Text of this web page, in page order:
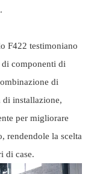
F422 testimoniano
di componenti di
di
installazione,
per migliorare
rendendole la scelta
di case.